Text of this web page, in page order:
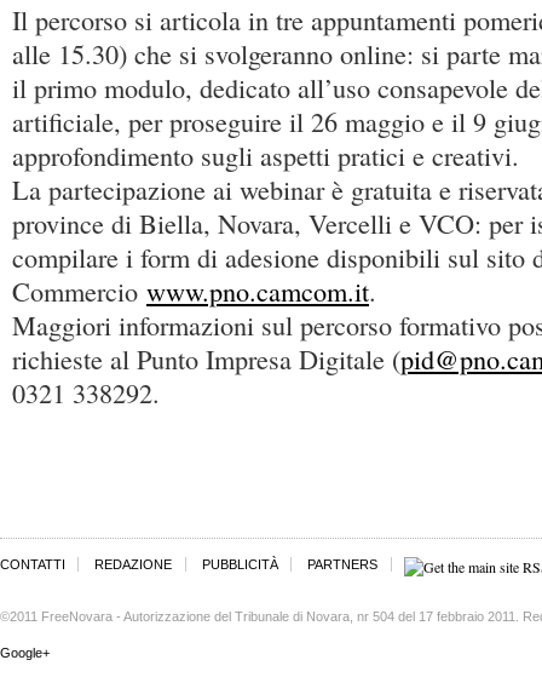
Il percorso si articola in tre appuntamenti
alle 15.30) che si svolgeranno online: si parte
il primo modulo, dedicato all’uso consapevole
artificiale, per proseguire il 26 maggio e il 9
approfondimento sugli aspetti pratici e creativi.
La partecipazione ai webinar è gratuita e
province di Biella, Novara, Vercelli e VCO: per
compilare i form di adesione disponibili sul sito
Commercio www.pno.camcom.it.
Maggiori informazioni sul percorso formativo
richieste al Punto Impresa Digitale (
0321 338292.
CONTATTI REDAZIONE PUBBLICITÀ PARTNERS
©2011 FreeNovara - Autorizzazione del Tribunale di Novara, nr 504 del 17 febbraio 2011.
Google+